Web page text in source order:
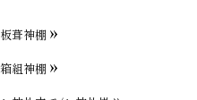
板葺神棚
箱組神棚